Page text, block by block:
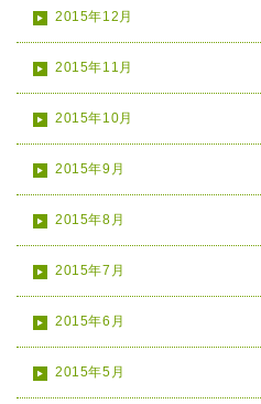
2015年12月
2015年11月
2015年10月
2015年9月
2015年8月
2015年7月
2015年6月
2015年5月